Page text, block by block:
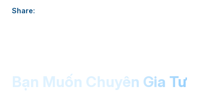
thúc đẩy chuyển đổi số. âaaa
Share:
Bạn Muốn Chuyên Gia Tư